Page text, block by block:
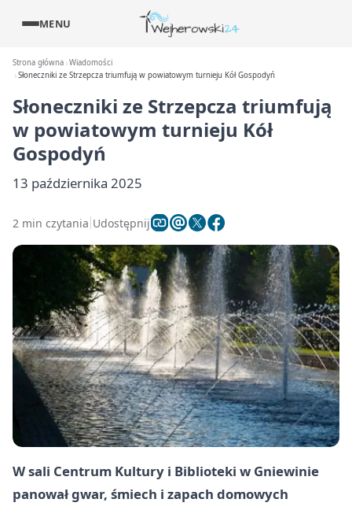
MENU
Strona główna Wiadomości
Słoneczniki ze Strzepcza triumfują w powiatowym turnieju Kół Gospodyń
Słoneczniki ze Strzepcza triumfują
w powiatowym turnieju Kół
Gospodyń
13 października 2025
2 min czytania Udostępnij
W sali Centrum Kultury i Biblioteki w Gniewinie
panował gwar, śmiech i zapach domowych